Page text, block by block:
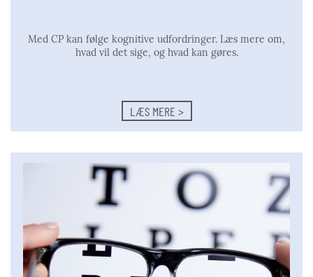
Med CP kan følge kognitive udfordringer. Læs mere om,
hvad vil det sige, og hvad kan gøres.
LÆS MERE >